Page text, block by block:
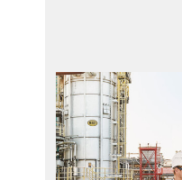
サービス
PRR - ピストン